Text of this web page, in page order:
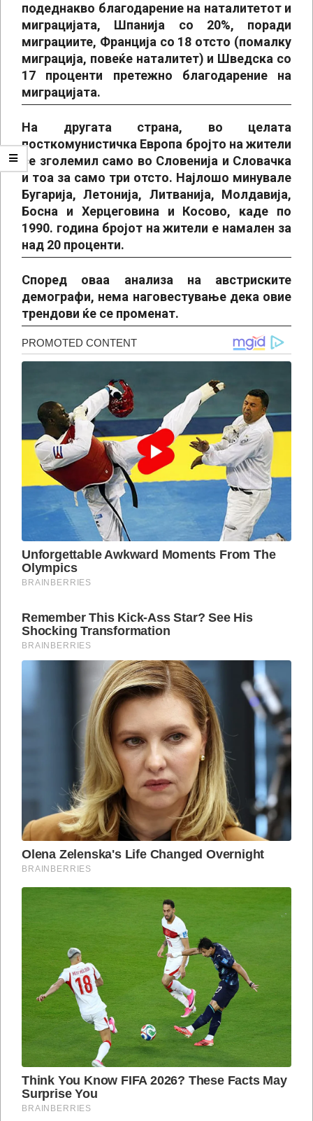
подеднакво благодарение на наталитетот и
миграцијата, Шпанија со 20%, поради
миграциите, Франција со 18 отсто (помалку
миграција, повеќе наталитет) и Шведска со
17 проценти претежно благодарение на
миграцијата.
На другата страна, во целата
посткомунистичка Европа бројто на жители
се зголемил само во Словенија и Словачка
и тоа за само три отсто. Најлошо минувале
Бугарија, Летонија, Литванија, Молдавија,
Босна и Херцеговина и Косово, каде по
1990. година бројот на жители е намален за
над 20 проценти.
Според оваа анализа на австриските
демографи, нема наговестување дека овие
трендови ќе се променат.